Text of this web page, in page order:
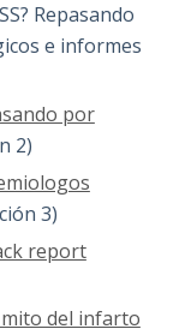
Repasando
e informes
por
2)
3)
report
del infarto